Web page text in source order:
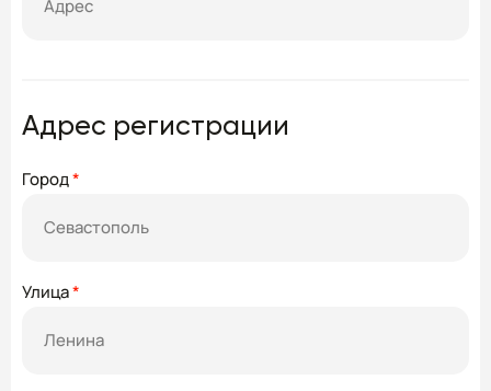
Адрес регистрации
Город*
Улица*